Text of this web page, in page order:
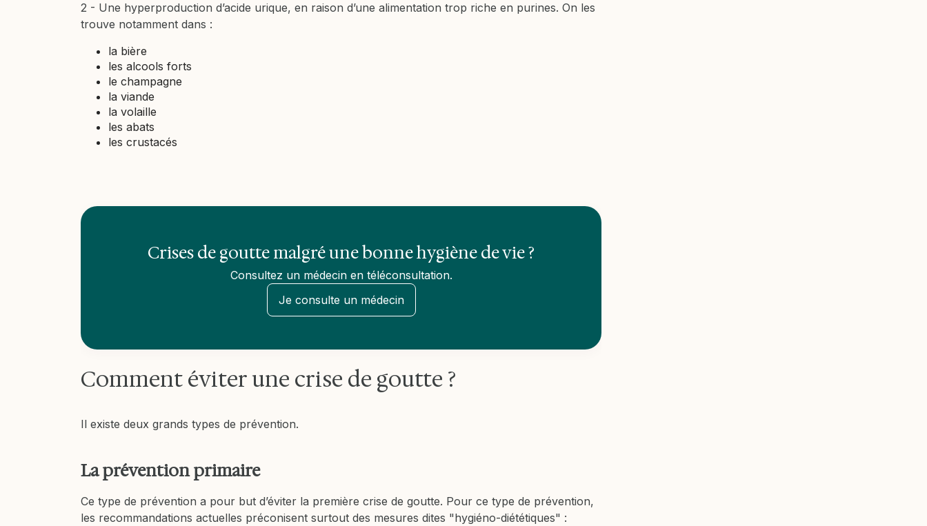
2 - Une hyperproduction d’acide urique, en raison d’une alimentation trop riche en purines. On les
trouve notamment dans :
la bière
les alcools forts
le champagne
la viande
la volaille
les abats
les crustacés
Crises de goutte malgré une bonne hygiène de vie ?
Consultez un médecin en téléconsultation.
Je consulte un médecin
Comment éviter une crise de goutte ?
Il existe deux grands types de prévention.
La prévention primaire
Ce type de prévention a pour but d’éviter la première crise de goutte. Pour ce type de prévention,
les recommandations actuelles préconisent surtout des mesures dites "hygiéno-diététiques" :